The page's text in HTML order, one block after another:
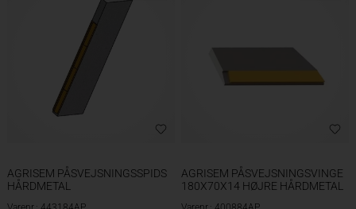
AGRISEM PÅSVEJSNINGSSPIDS
HÅRDMETAL
AGRISEM PÅSVEJSNINGSVINGE
180X70X14 HØJRE HÅRDMETAL